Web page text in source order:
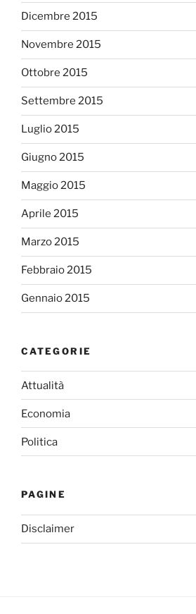
Dicembre 2015
Novembre 2015
Ottobre 2015
Settembre 2015
Luglio 2015
Giugno 2015
Maggio 2015
Aprile 2015
Marzo 2015
Febbraio 2015
Gennaio 2015
CATEGORIE
Attualità
Economia
Politica
PAGINE
Disclaimer